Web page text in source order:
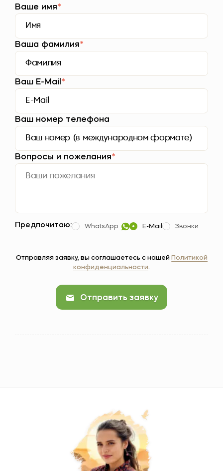
Ваше имя*
Ваша фамилия*
Ваш E-Mail*
Ваш номер телефона
Вопросы и пожелания*
Предпочитаю: WhatsApp E-Mail Звонки
Отправляя заявку, вы соглашаетесь с нашей Политикой
конфиденциальности.
Отправить заявку